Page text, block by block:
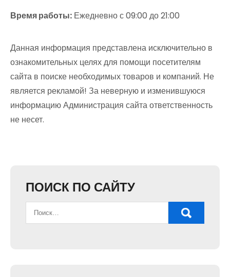
Время работы: Ежедневно с 09:00 до 21:00
Данная информация представлена исключительно в
ознакомительных целях для помощи посетителям
сайта в поиске необходимых товаров и компаний. Не
является рекламой! За неверную и изменившуюся
информацию Администрация сайта ответственность
не несет.
ПОИСК ПО САЙТУ